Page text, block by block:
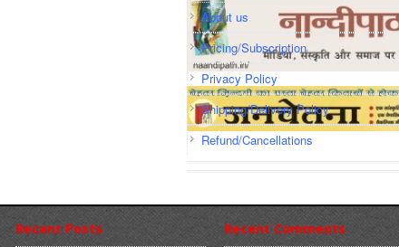
About us
Pricing/Subscription
Privacy Policy
Shipping/Delivery Policy
Refund/Cancellations
Recent Posts
Recent Comments